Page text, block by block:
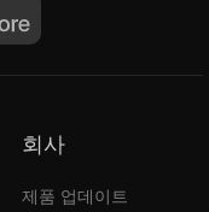
회사
제품 업데이트